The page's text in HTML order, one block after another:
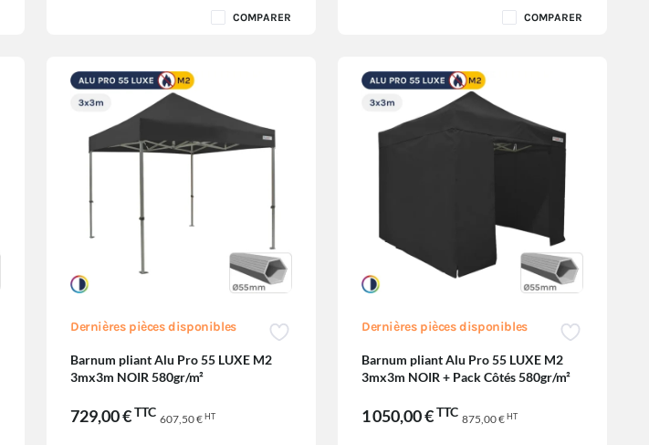
COMPARER COMPARER
Dernières pièces disponibles
Barnum pliant Alu Pro 55 LUXE M2
3mx3m NOIR 580gr/m²
729,00 €TTC
607,50 €HT
Dernières pièces disponibles
Barnum pliant Alu Pro 55 LUXE M2
3mx3m NOIR + Pack Côtés 580gr/m²
1 050,00 €TTC
875,00 €HT